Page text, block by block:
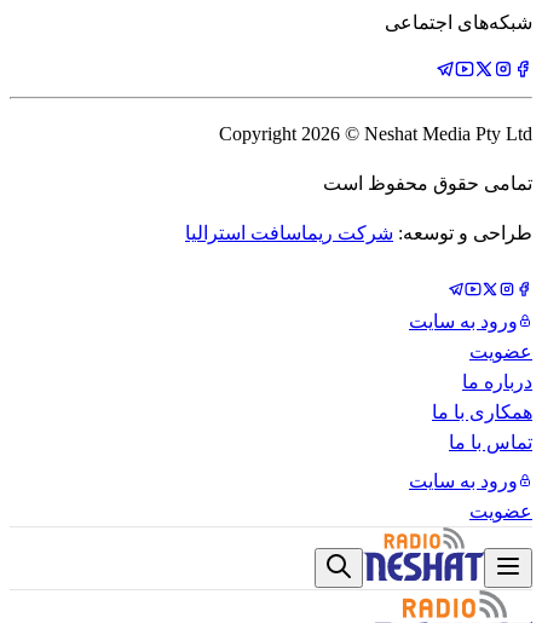
شبکه‌های اجتماعی
Copyright 2026 © Neshat Media Pty Ltd
تمامی حقوق محفوظ است
طراحی و توسعه: شرکت ریماسافت استرالیا
ورود به سایت
عضویت
درباره ما
همکاری با ما
تماس با ما
ورود به سایت
عضویت